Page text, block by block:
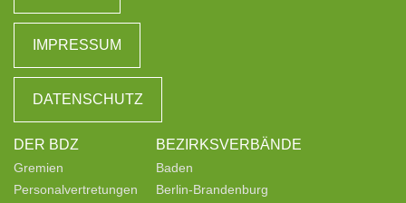
IMPRESSUM
DATENSCHUTZ
DER BDZ
Gremien
Personalvertretungen
BEZIRKSVERBÄNDE
Baden
Berlin-Brandenburg